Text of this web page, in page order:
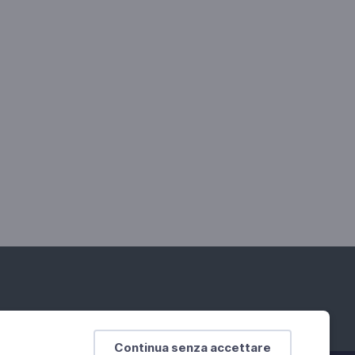
Continua senza accettare